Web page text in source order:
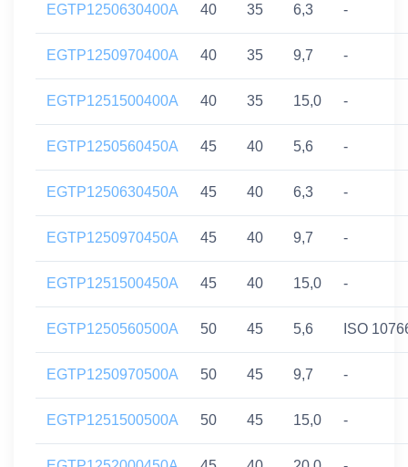
EGTP1250630400A 40 35 6,3 -
EGTP1250970400A 40 35 9,7 -
EGTP1251500400A 40 35 15,0 -
EGTP1250560450A 45 40 5,6 -
EGTP1250630450A 45 40 6,3 -
EGTP1250970450A 45 40 9,7 -
EGTP1251500450A 45 40 15,0 -
EGTP1250560500A 50 45 5,6 ISO
EGTP1250970500A 50 45 9,7 -
EGTP1251500500A 50 45 15,0 -